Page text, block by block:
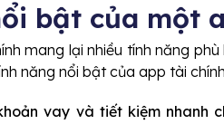
bật của một
mang lại nhiều tính năng
năng nổi bật của app tài
vay và tiết kiệm nhanh